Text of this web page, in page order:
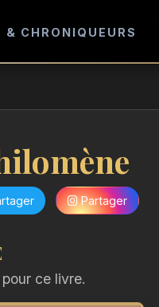
& CHRONIQUEURS
Partager
ce livre.